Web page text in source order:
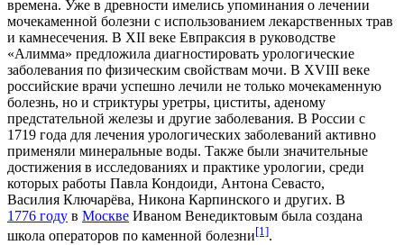
времена. Уже в древности имелись упоминания о лечении
мочекаменной болезни с использованием лекарственных трав
и камнесечения. В XII веке Евпраксия в руководстве
«Алимма» предложила диагностировать урологические
заболевания по физическим свойствам мочи. В XVIII веке
российские врачи успешно лечили не только мочекаменную
болезнь, но и стриктуры уретры, циститы, аденому
предстательной железы и другие заболевания. В России с
1719 года для лечения урологических заболеваний активно
применяли минеральные воды. Также были значительные
достижения в исследованиях и практике урологии, среди
которых работы Павла Кондоиди, Антона Севасто,
Василия Ключарёва, Никона Карпинского и других. В
1776 году в Москве Иваном Венедиктовым была создана
школа операторов по каменной болезни[1].